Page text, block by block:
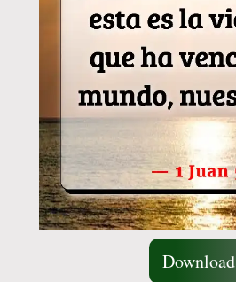
Download